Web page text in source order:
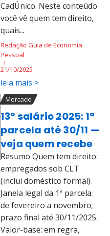
CadÚnico. Neste conteúdo
você vê quem tem direito,
quais...
Redação Guia de Economia
Pessoal
21/10/2025
leia mais >
Mercado
13º salário 2025: 1ª
parcela até 30/11 —
veja quem recebe
Resumo Quem tem direito:
empregados sob CLT
(inclui doméstico formal).
Janela legal da 1ª parcela:
de fevereiro a novembro;
prazo final até 30/11/2025.
Valor-base: em regra,